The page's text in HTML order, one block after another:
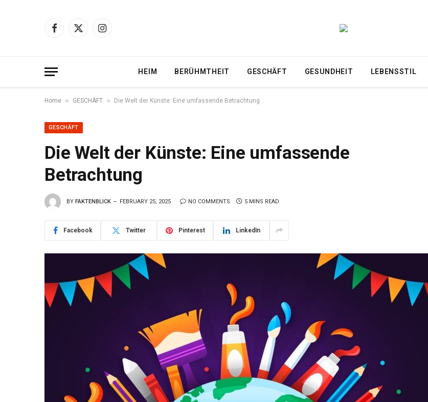
Facebook
X
Instagram
HEIM BERÜHMTHEIT GESCHÄFT GESUNDHEIT LEBENSSTIL
Home » GESCHÄFT » Die Welt der Künste: Eine umfassende Betrachtung
GESCHÄFT
Die Welt der Künste: Eine umfassende
Betrachtung
BY FAKTENBLICK FEBRUARY 25, 2025 NO COMMENTS 5 MINS READ
Facebook Twitter Pinterest LinkedIn